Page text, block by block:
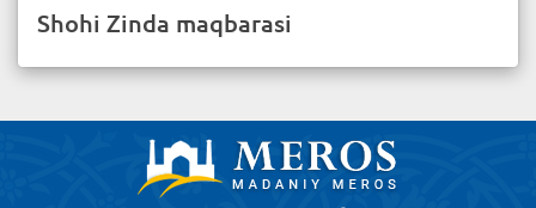
Shohi Zinda maqbarasi